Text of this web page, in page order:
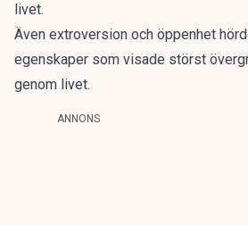
livet.
Även extroversion och öppenhet
egenskaper som visade störst
genom livet.
ANNONS